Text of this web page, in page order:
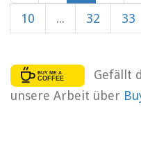
10 ... 32 33
Gefällt
unsere Arbeit über